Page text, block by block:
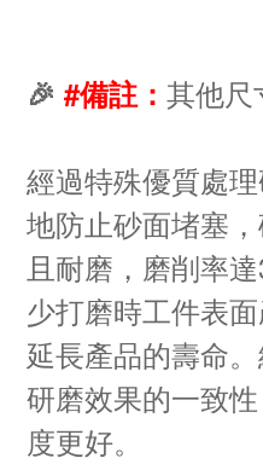
🎉 #備註： 其他尺
經過特殊優質處
地防止砂面堵塞
且耐磨，磨削率
少打磨時工件表
延長產品的壽命
研磨效果的一致
度更好。